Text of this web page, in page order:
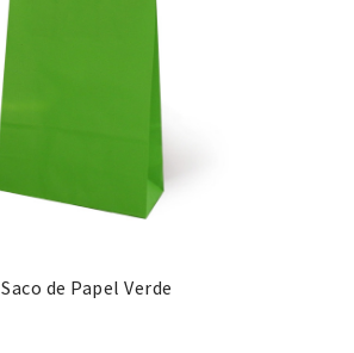
Saco de Papel Verde